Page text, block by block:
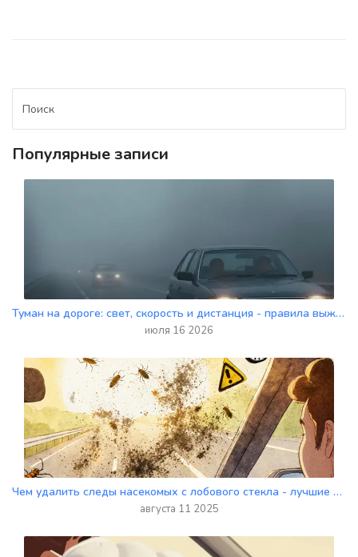
Популярные записи
Туман на дороге: свет, скорость и дистанция - правила выживания
июля 16 2026
Чем удалить следы насекомых с лобового стекла - лучшие способы и что не стоит делать
августа 11 2025